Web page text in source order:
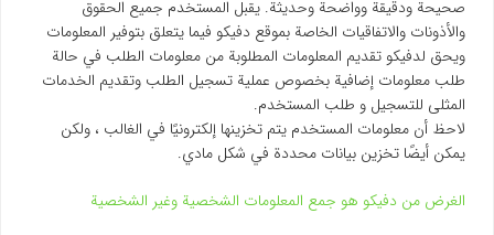
صحيحة ودقيقة وواضحة وحديثة. يقبل المستخدم جميع الحقوق
والأذونات والاتفاقيات الخاصة بموقع دفیکو فيما يتعلق بتوفير المعلومات
ويحق لدفیکو تقديم المعلومات المطلوبة من معلومات الطلب في حالة
طلب معلومات إضافية بخصوص عملية تسجيل الطلب وتقديم الخدمات
المثلى للتسجيل و طلب المستخدم.
لاحظ أن معلومات المستخدم يتم تخزينها إلكترونيًا في الغالب ، ولكن
يمكن أيضًا تخزين بيانات محددة في شكل مادي.
الغرض من دفیکو هو جمع المعلومات الشخصية وغير الشخصية